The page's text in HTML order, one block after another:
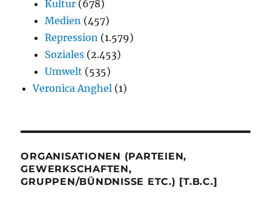
Kultur (678)
Medien (457)
Repression (1.579)
Soziales (2.453)
Umwelt (535)
Veronica Anghel (1)
ORGANISATIONEN (PARTEIEN,
GEWERKSCHAFTEN,
GRUPPEN/BÜNDNISSE ETC.) [T.B.C.]